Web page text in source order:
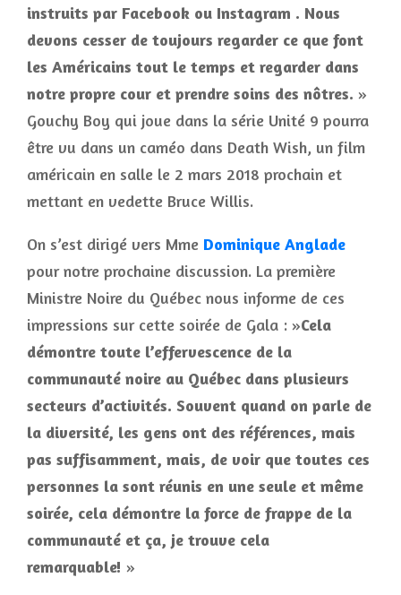
instruits par Facebook ou Instagram . Nous
devons cesser de toujours regarder ce que font
les Américains tout le temps et regarder dans
notre propre cour et prendre soins des nôtres. »
Gouchy Boy qui joue dans la série Unité 9 pourra
être vu dans un caméo dans Death Wish, un film
américain en salle le 2 mars 2018 prochain et
mettant en vedette Bruce Willis.
On s’est dirigé vers Mme Dominique Anglade
pour notre prochaine discussion. La première
Ministre Noire du Québec nous informe de ces
impressions sur cette soirée de Gala : »Cela
démontre toute l’effervescence de la
communauté noire au Québec dans plusieurs
secteurs d’activités. Souvent quand on parle de
la diversité, les gens ont des références, mais
pas suffisamment, mais, de voir que toutes ces
personnes la sont réunis en une seule et même
soirée, cela démontre la force de frappe de la
communauté et ça, je trouve cela
remarquable! »